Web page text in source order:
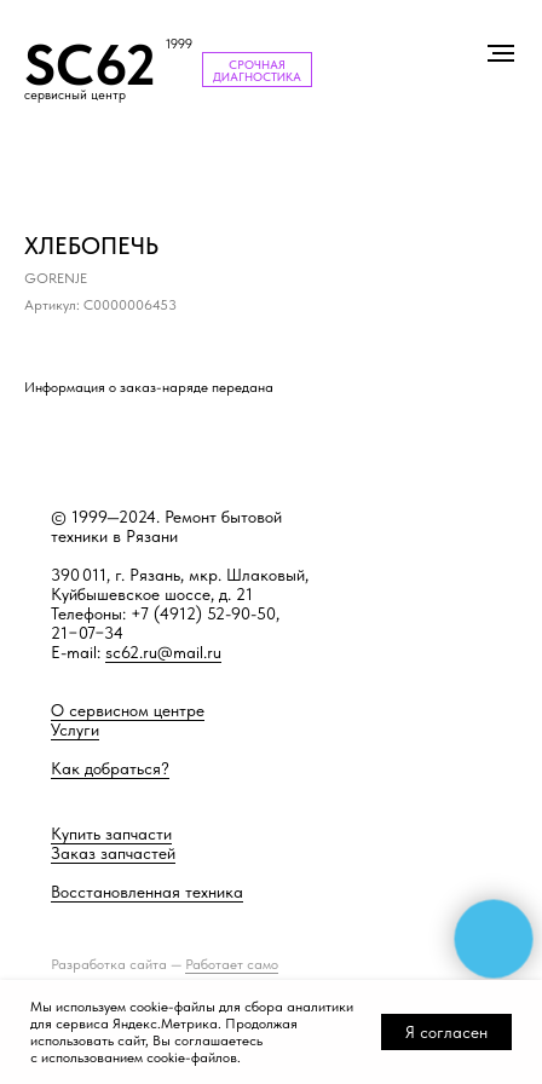
SC62 1999
сервисный центр
СРОЧНАЯ
ДИАГНОСТИКА
ХЛЕБОПЕЧЬ
GORENJE
Артикул: С0000006453
Информация о заказ-наряде передана
Разработка сайта — Работает само
© 1999—2024. Ремонт бытовой
техники в Рязани
390 011, г. Рязань, мкр. Шлаковый,
Куйбышевское шоссе, д. 21
Телефоны: +7 (4912) 52-90-50,
21−07−34
E-mail: sc62.ru@mail.ru
О сервисном центре
Услуги
Как добраться?
Купить запчасти
Заказ запчастей
Восстановленная техника
Мы используем cookie-файлы для сбора аналитики
для сервиса Яндекс.Метрика. Продолжая
использовать сайт, Вы соглашаетесь
с использованием cookie-файлов.
Я согласен